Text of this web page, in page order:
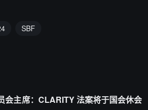
SBF
会主席：CLARITY 法案将于国会休会